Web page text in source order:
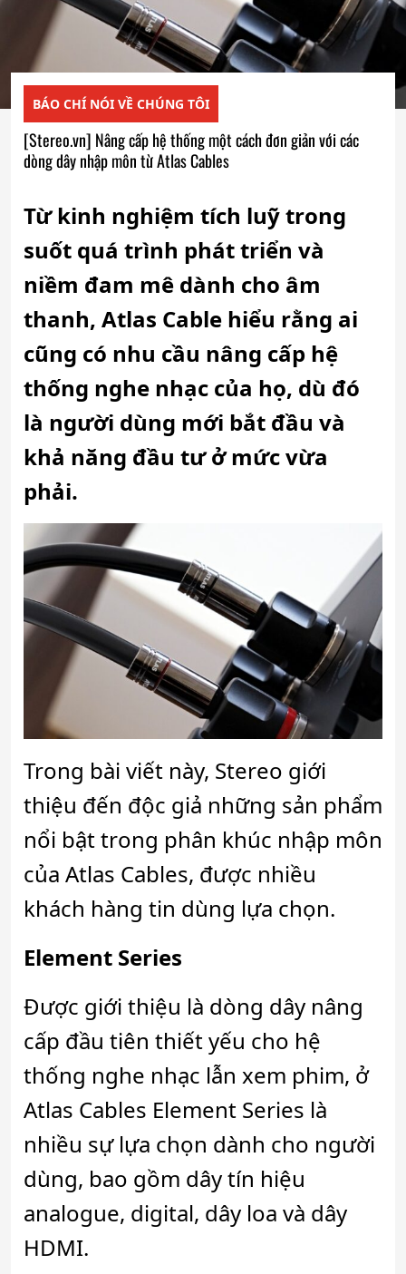
BÁO CHÍ NÓI VỀ CHÚNG TÔI
[Stereo.vn] Nâng cấp hệ thống một cách đơn giản với các
dòng dây nhập môn từ Atlas Cables
Từ kinh nghiệm tích luỹ trong
suốt quá trình phát triển và
niềm đam mê dành cho âm
thanh, Atlas Cable hiểu rằng ai
cũng có nhu cầu nâng cấp hệ
thống nghe nhạc của họ, dù đó
là người dùng mới bắt đầu và
khả năng đầu tư ở mức vừa
phải.
Trong bài viết này, Stereo giới
thiệu đến độc giả những sản phẩm
nổi bật trong phân khúc nhập môn
của Atlas Cables, được nhiều
khách hàng tin dùng lựa chọn.
Element Series
Được giới thiệu là dòng dây nâng
cấp đầu tiên thiết yếu cho hệ
thống nghe nhạc lẫn xem phim, ở
Atlas Cables Element Series là
nhiều sự lựa chọn dành cho người
dùng, bao gồm dây tín hiệu
analogue, digital, dây loa và dây
HDMI.